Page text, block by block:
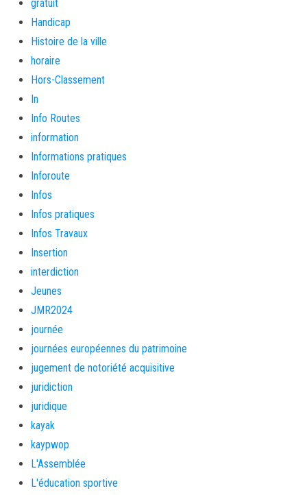
gratuit
Handicap
Histoire de la ville
horaire
Hors-Classement
In
Info Routes
information
Informations pratiques
Inforoute
Infos
Infos pratiques
Infos Travaux
Insertion
interdiction
Jeunes
JMR2024
journée
journées européennes du patrimoine
jugement de notoriété acquisitive
juridiction
juridique
kayak
kaypwop
L'Assemblée
L'éducation sportive